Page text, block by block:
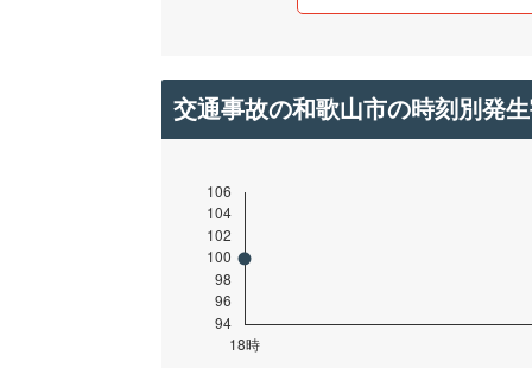
交通事故の和歌山市の時刻別発